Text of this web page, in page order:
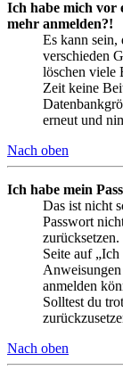
Ich habe mich vor
mehr anmelden?!
Es kann sein,
verschieden
löschen viele
Zeit keine
erneut und
Nach oben
Ich habe mein
Das ist nicht
Passwort
Seite auf
anmelden
Solltest du
Nach oben